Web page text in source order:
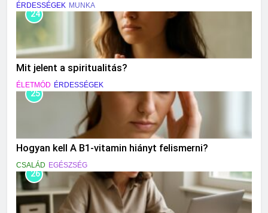
ÉRDESSÉGEK MUNKA
24
Mit jelent a spiritualitás?
ÉLETMÓD ÉRDESSÉGEK
25
Hogyan kell A B1-vitamin hiányt felismerni?
CSALÁD EGÉSZSÉG
26